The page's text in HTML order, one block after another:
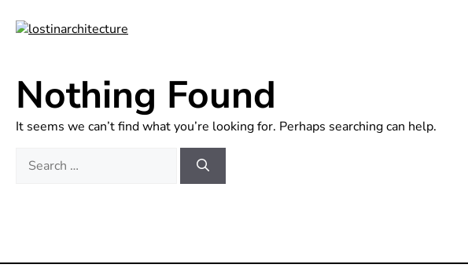
Nothing Found
It seems we can’t find what you’re looking for. Perhaps searching can help.
for: